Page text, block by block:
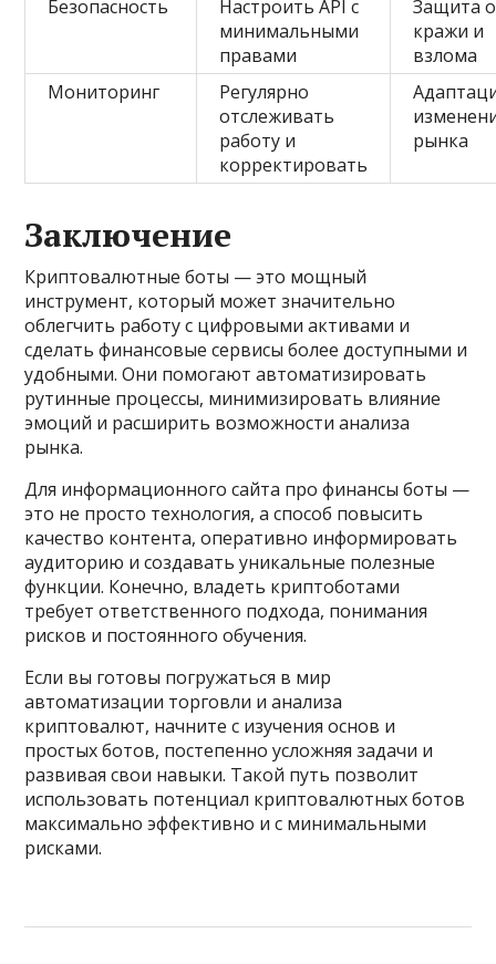
Безопасность
Настроить API с
минимальными
правами
Защита
кражи и
взлома
Мониторинг
Регулярно
отслеживать
работу и
корректировать
рынка
Заключение
Криптовалютные боты — это мощный
инструмент, который может значительно
облегчить работу с цифровыми активами и
сделать финансовые сервисы более доступными и
удобными. Они помогают автоматизировать
рутинные процессы, минимизировать влияние
эмоций и расширить возможности анализа
рынка.
Для информационного сайта про финансы боты —
это не просто технология, а способ повысить
качество контента, оперативно информировать
аудиторию и создавать уникальные полезные
функции. Конечно, владеть криптоботами
требует ответственного подхода, понимания
рисков и постоянного обучения.
Если вы готовы погружаться в мир
автоматизации торговли и анализа
криптовалют, начните с изучения основ и
простых ботов, постепенно усложняя задачи и
развивая свои навыки. Такой путь позволит
использовать потенциал криптовалютных ботов
максимально эффективно и с минимальными
рисками.